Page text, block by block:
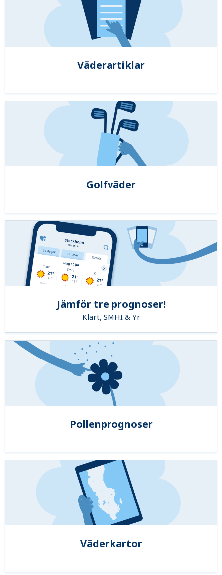
Väderartiklar
Golfväder
Jämför tre prognoser!
Klart, SMHI & Yr
Pollenprognoser
Väderkartor